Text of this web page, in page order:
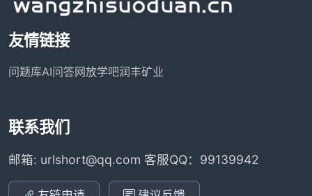
友情链接
问题库AI问答网放学吧润丰矿业
联系我们
邮箱: urlshort@qq.com 客服QQ：99139942